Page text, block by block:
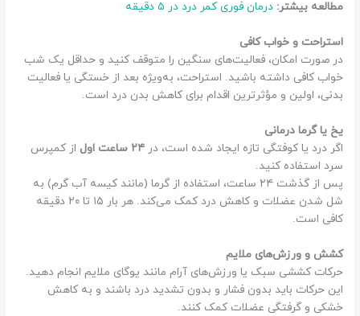
مطالعه بیشتر: درمان فوری کمر درد در ۵ دقیقه
استراحت و خواب کافی
در صورت امکان، فعالیت‌های سنگین را متوقف کنید و حداقل یک شب
خواب کافی داشته باشید. استراحت، به‌ویژه بعد از خستگی یا فعالیت
بدنی، اولین و مؤثرترین اقدام برای کاهش بدن درد است.
یخ یا گرما درمانی
اگر درد یا کوفتگی تازه ایجاد شده است، در۲۴ ساعت اول
از کمپرس
سرد استفاده کنید.
پس از گذشت ۲۴ ساعت، استفاده از گرما (مانند کیسه آب گرم) به
شل شدن عضلات و کاهش درد کمک می‌کند. هر بار ۱۵ تا ۲۰ دقیقه
کافی است.
کشش و ورزش‌های ملایم
حرکات کششی سبک یا ورزش‌های آرام مانند یوگای ملایم انجام دهید.
این حرکات باید بدون فشار و بدون تشدید درد باشند و به کاهش
خشکی و گرفتگی عضلات کمک کنند.